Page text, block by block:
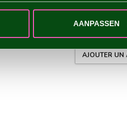
AANPASSEN
AJOUTER UN